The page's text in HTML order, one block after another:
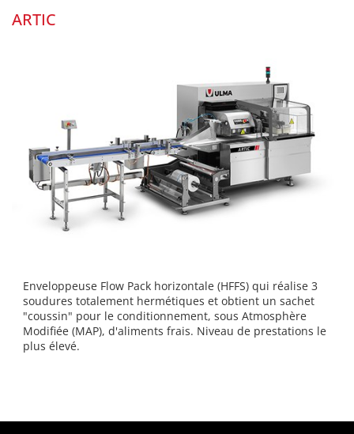
ARTIC
Enveloppeuse Flow Pack horizontale (HFFS) qui réalise 3
soudures totalement hermétiques et obtient un sachet
"coussin" pour le conditionnement, sous Atmosphère
Modifiée (MAP), d'aliments frais. Niveau de prestations le
plus élevé.